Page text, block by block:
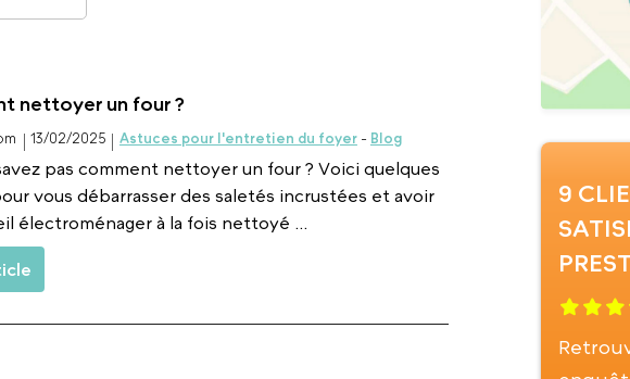
nettoyer un four ?
13/02/2025 Astuces pour l'entretien du foyer- Blog
pas comment nettoyer un four ? Voici quelques
vous débarrasser des saletés incrustées et avoir
électroménager à la fois nettoyé ...
9